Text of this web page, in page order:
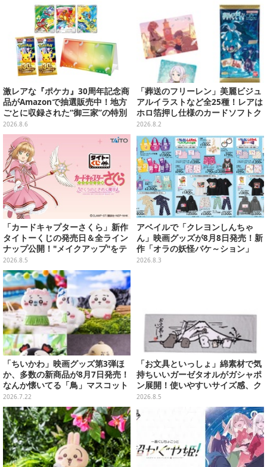
激レアな『ポケカ』30周年記念商
品がAmazonで抽選販売中！地方
ごとに収録された“御三家”の特別
カード
2026.8.6
「葬送のフリーレン」美麗ビジュ
アルイラストなど全25種！レアは
ホロ箔押し仕様のカードソフトク
ッキー
2026.8.2
「カードキャプターさくら」新作
タイトーくじの発売日＆全ライン
ナップ公開！"メイクアップ"をテ
ーマに、日常でも使いたくなるア
イテムがズラリ
2026.8.5
アベイルで「クレヨンしんちゃ
ん」映画グッズが8月8日発売！新
作「オラの妖怪バケ～ション」
や、「ヘンダーランド」「暗黒タ
2026.8.3
「ちいかわ」映画グッズ第3弾ほ
か、多数の新商品が8月7日発売！
なんか懐いてる「鳥」マスコット
や場面写アイテムなど必見のライ
ンナップ
2026.7.22
「お文具といっしょ」綿素材で気
持ちいいガーゼタオルがガシャポ
ン展開！使いやすいサイズ感、ク
ールな和柄や可愛らしいお寿司な
ど全4種
2026.8.5